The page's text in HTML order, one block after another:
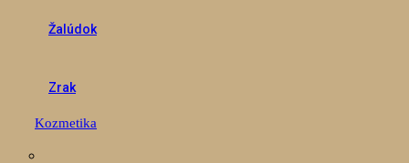
Žalúdok
Zrak
Kozmetika